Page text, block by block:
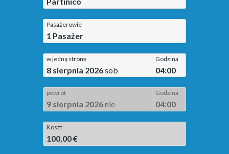
Pasażerowie
1 Pasażer
w jedną stronę
8 sierpnia 2026sob
Godzina
04:00
powrót
9 sierpnia 2026nie
Godzina
04:00
Koszt
100,00 €